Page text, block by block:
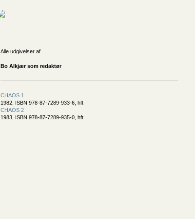
Alle udgivelser af
Bo Alkjær som redaktør
CHAOS 1
1982, ISBN 978-87-7289-933-6, hft
CHAOS 2
1983, ISBN 978-87-7289-935-0, hft